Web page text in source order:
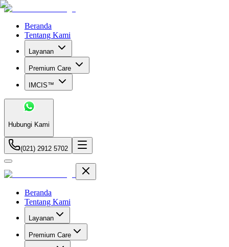
Beranda
Tentang Kami
Layanan
Premium Care
IMCIS™
Hubungi Kami
(021) 2912 5702
Beranda
Tentang Kami
Layanan
Premium Care